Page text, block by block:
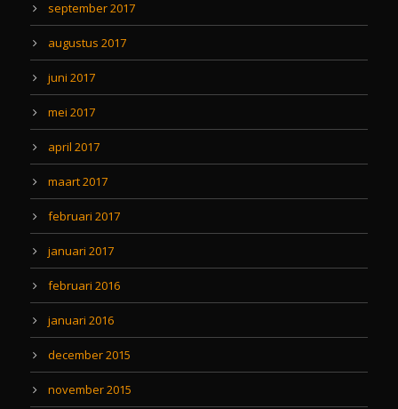
september 2017
augustus 2017
juni 2017
mei 2017
april 2017
maart 2017
februari 2017
januari 2017
februari 2016
januari 2016
december 2015
november 2015